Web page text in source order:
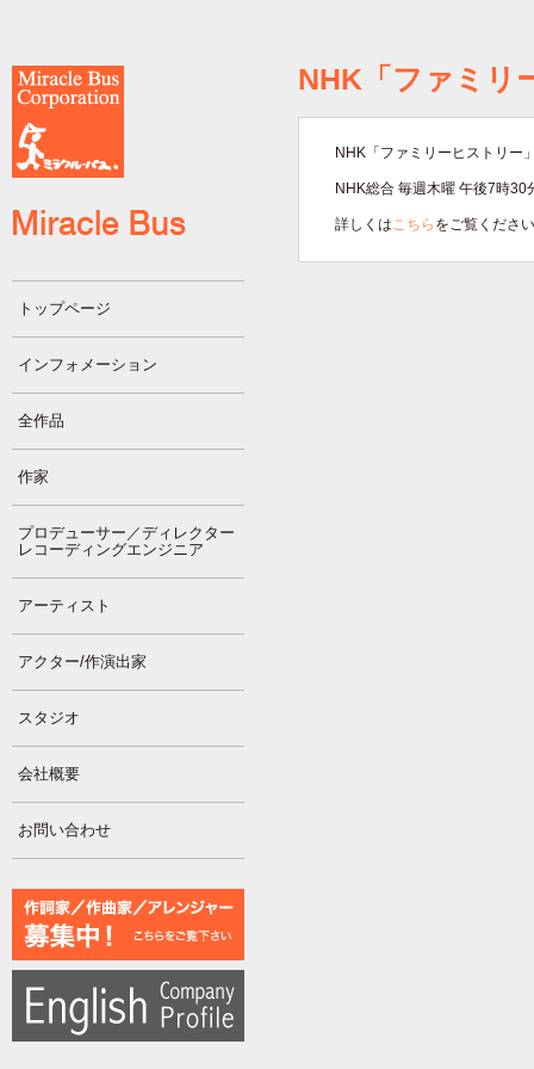
トップページ
インフォメーション
全作品
作家
プロデューサー／ディレクター
レコーディングエンジニア
アーティスト
アクター/作演出家
スタジオ
会社概要
お問い合わせ
NHK「ファミリ
NHK「ファミリーヒストリー
NHK総合 毎週木曜 午後7時30
詳しくはこちら をご覧くださ